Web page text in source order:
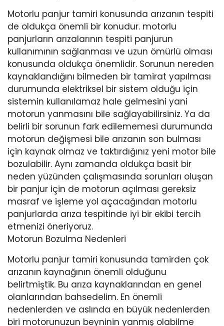
Motorlu panjur tamiri konusunda arızanın tespiti
de oldukça önemli bir konudur. motorlu
panjurların arızalarının tespiti panjurun
kullanımının sağlanması ve uzun ömürlü olması
konusunda oldukça önemlidir. Sorunun nereden
kaynaklandığını bilmeden bir tamirat yapılması
durumunda elektriksel bir sistem olduğu için
sistemin kullanılamaz hale gelmesini yani
motorun yanmasını bile sağlayabilirsiniz. Ya da
belirli bir sorunun fark edilememesi durumunda
motorun değişmesi bile arızanın son bulması
için kaynak olmaz ve taktırdığınız yeni motor bile
bozulabilir. Aynı zamanda oldukça basit bir
neden yüzünden çalışmasında sorunları oluşan
bir panjur için de motorun açılması gereksiz
masraf ve işleme yol açacağından motorlu
panjurlarda arıza tespitinde iyi bir ekibi tercih
etmenizi öneriyoruz.
Motorun Bozulma Nedenleri
Motorlu panjur tamiri konusunda tamirden çok
arızanın kaynağının önemli olduğunu
belirtmiştik. Bu arıza kaynaklarından en genel
olanlarından bahsedelim. En önemli
nedenlerden ve aslında en büyük nedenlerden
biri motorunuzun beyninin yanmış olabilme